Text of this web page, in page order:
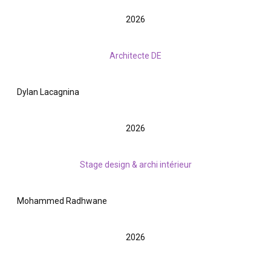
2026
Architecte DE
Dylan Lacagnina
2026
Stage design & archi intérieur
Mohammed Radhwane
2026